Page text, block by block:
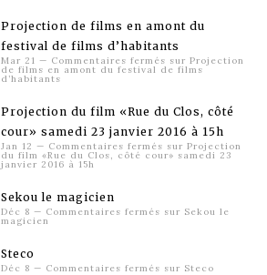
Projection de films en amont du
festival de films d’habitants
Mar 21 — Commentaires fermés sur Projection
de films en amont du festival de films
d’habitants
Projection du film «Rue du Clos, côté
cour» samedi 23 janvier 2016 à 15h
Jan 12 — Commentaires fermés sur Projection
du film «Rue du Clos, côté cour» samedi 23
janvier 2016 à 15h
Sekou le magicien
Déc 8 — Commentaires fermés sur Sekou le
magicien
Steco
Déc 8 — Commentaires fermés sur Steco